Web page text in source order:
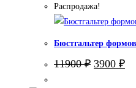
Распродажа!
Бюстгальтер
11900₽ 3900 ₽